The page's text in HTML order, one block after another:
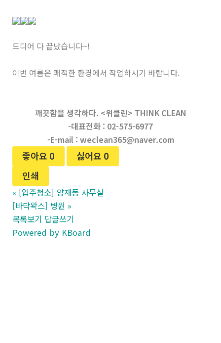
드디어 다 끝났습니다~!
이번 여름은 쾌적한 환경에서 작업하시기 바랍니다.
깨끗함을 생각하다. <위클린> THINK CLEAN
-대표전화 : 02-575-6977
-E-mail : weclean365@naver.com
좋아요 0 싫어요 0
인쇄
« [입주청소] 양재동 사무실
[바닥왁스] 병원 »
목록보기 답글쓰기
Powered by KBoard